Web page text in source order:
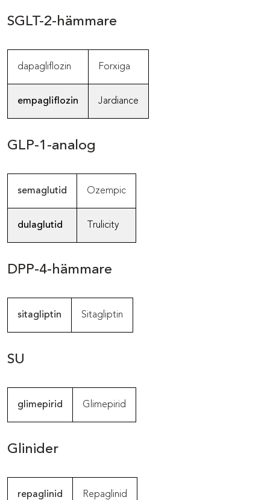
SGLT-2-hämmare
dapagliflozin Forxiga
empagliflozin Jardiance
GLP-1-analog
semaglutid Ozempic
dulaglutid Trulicity
DPP-4-hämmare
sitagliptin Sitagliptin
SU
glimepirid Glimepirid
Glinider
repaglinid Repaglinid